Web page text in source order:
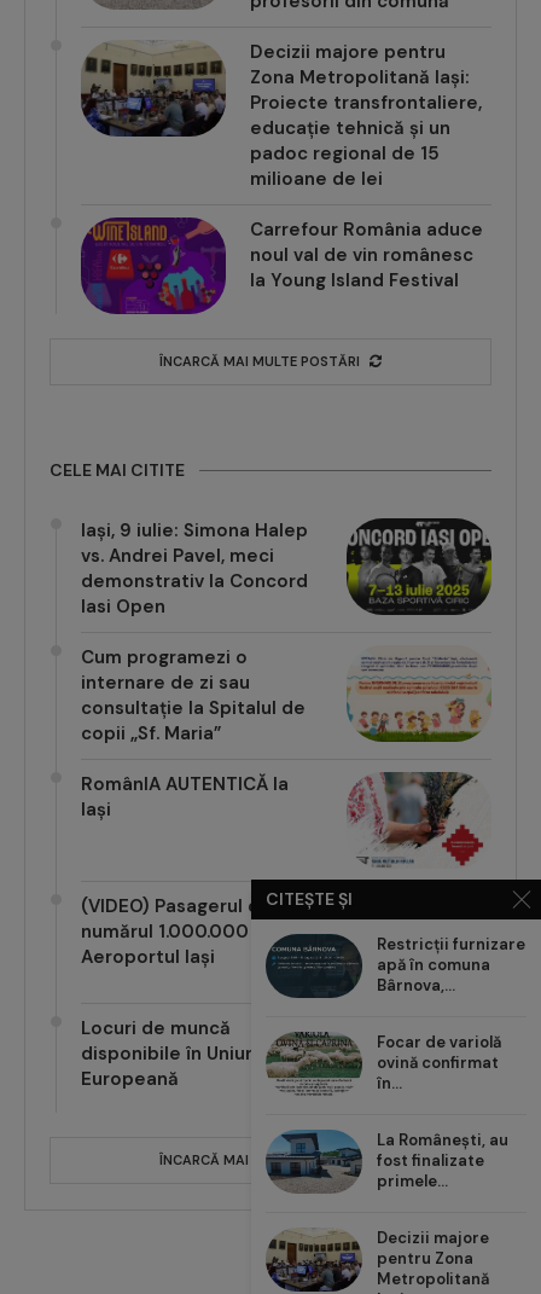
Decizii majore pentru
Zona Metropolitană Iași:
Proiecte transfrontaliere,
educație tehnică și un
padoc regional de 15
milioane de lei
Carrefour România aduce
noul val de vin românesc
la Young Island Festival
ÎNCARCĂ MAI MULTE POSTĂRI
CELE MAI CITITE
Iași, 9 iulie: Simona Halep
vs. Andrei Pavel, meci
demonstrativ la Concord
Iasi Open
Cum programezi o
internare de zi sau
consultație la Spitalul de
copii „Sf. Maria”
RomânIA AUTENTICĂ la
Iași
(VIDEO) Pasagerul cu
numărul 1.000.000 pe
Aeroportul Iași
Locuri de muncă
disponibile în Uniunea
Europeană
ÎNCARCĂ MAI MULTE POSTĂRI
CITEȘTE ȘI
Restricții furnizare
apă în comuna
Bârnova,...
Focar de variolă
ovină confirmat
în...
La Românești, au
fost finalizate
primele...
Decizii majore
pentru Zona
Metropolitană